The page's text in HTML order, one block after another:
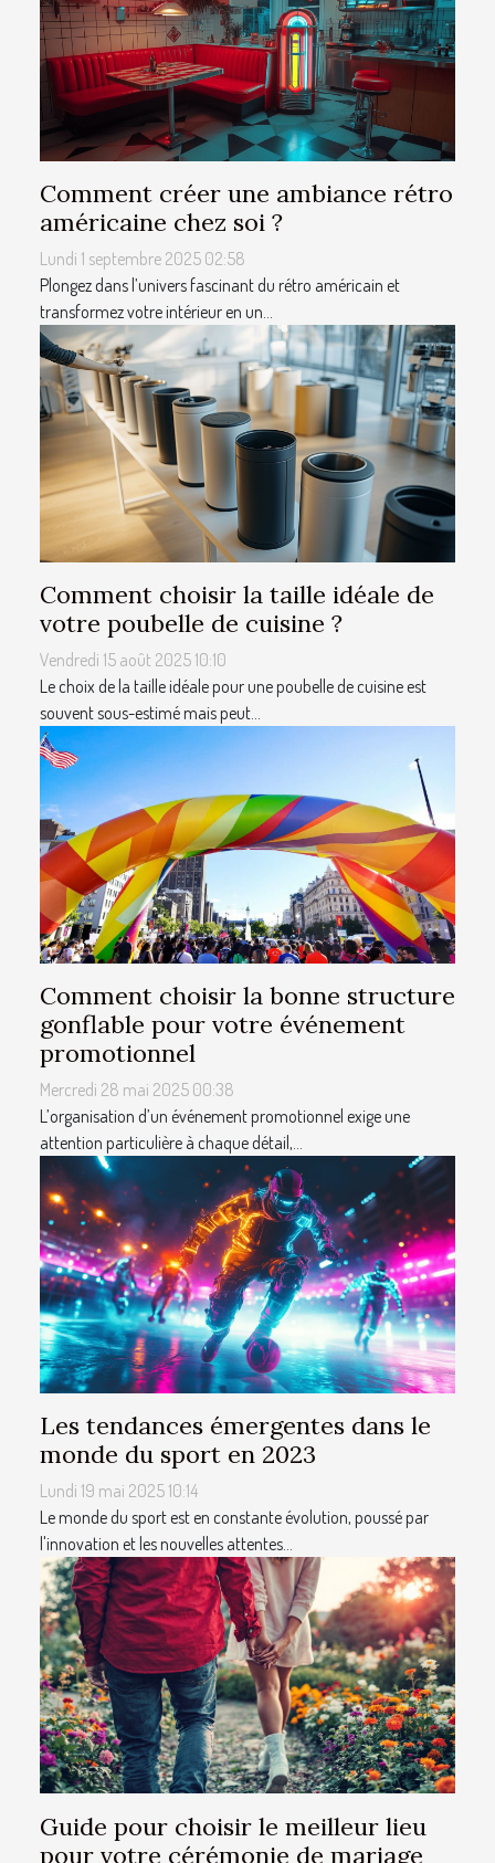
Comment créer une ambiance rétro
américaine chez soi ?
Lundi 1 septembre 2025 02:58
Plongez dans l’univers fascinant du rétro américain et
transformez votre intérieur en un...
Comment choisir la taille idéale de
votre poubelle de cuisine ?
Vendredi 15 août 2025 10:10
Le choix de la taille idéale pour une poubelle de cuisine est
souvent sous-estimé mais peut...
Comment choisir la bonne structure
gonflable pour votre événement
promotionnel
Mercredi 28 mai 2025 00:38
L’organisation d’un événement promotionnel exige une
attention particulière à chaque détail,...
Les tendances émergentes dans le
monde du sport en 2023
Lundi 19 mai 2025 10:14
Le monde du sport est en constante évolution, poussé par
l'innovation et les nouvelles attentes...
Guide pour choisir le meilleur lieu
pour votre cérémonie de mariage